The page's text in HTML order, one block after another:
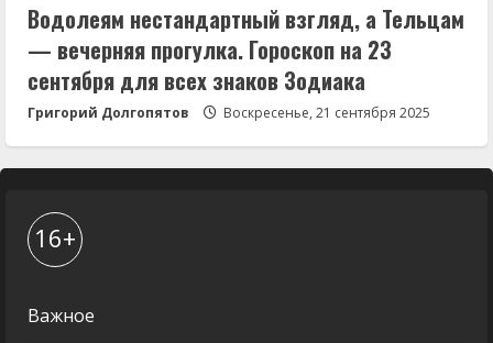
Водолеям нестандартный взгляд, а Тельцам
— вечерняя прогулка. Гороскоп на 23
сентября для всех знаков Зодиака
Григорий Долгопятов Воскресенье, 21 сентября 2025
16+
Важное